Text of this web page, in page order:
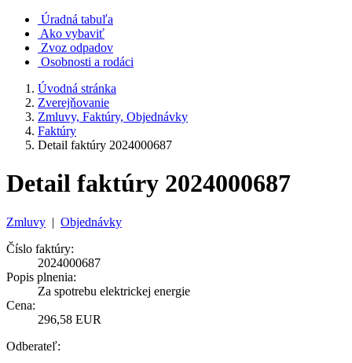
Úradná tabuľa
Ako vybaviť
Zvoz odpadov
Osobnosti a rodáci
Úvodná stránka
Zverejňovanie
Zmluvy, Faktúry, Objednávky
Faktúry
Detail faktúry 2024000687
Detail faktúry 2024000687
Zmluvy | Objednávky
Číslo faktúry:
2024000687
Popis plnenia:
Za spotrebu elektrickej energie
Cena:
296,58 EUR
Odberateľ: